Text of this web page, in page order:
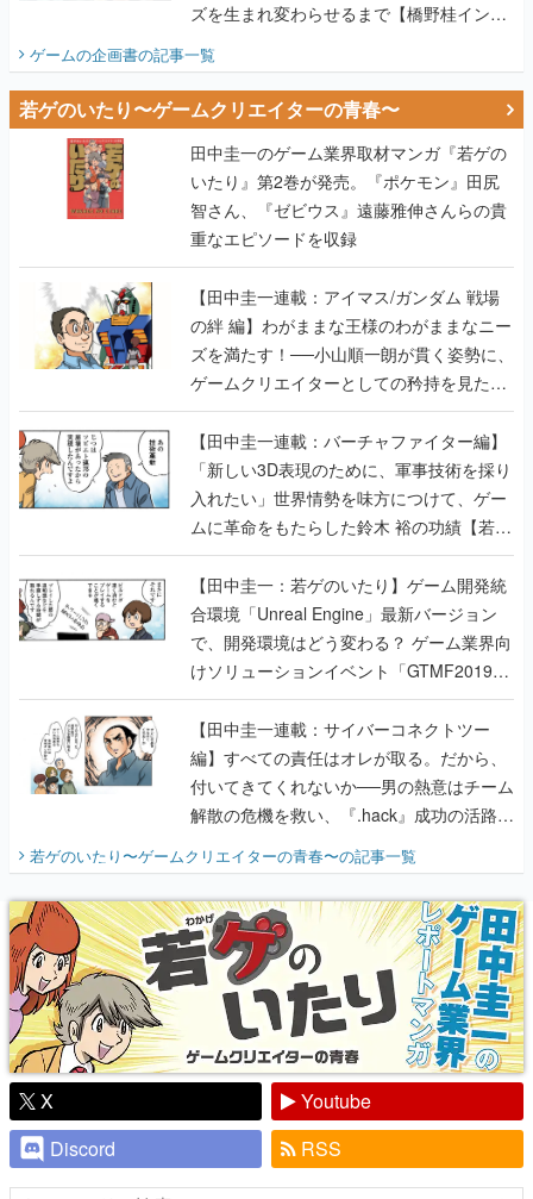
ズを生まれ変わらせるまで【橋野桂インタ
ビュー】
ゲームの企画書の記事一覧
若ゲのいたり〜ゲームクリエイターの青春〜
田中圭一のゲーム業界取材マンガ『若ゲの
いたり』第2巻が発売。『ポケモン』田尻
智さん、『ゼビウス』遠藤雅伸さんらの貴
重なエピソードを収録
【田中圭一連載：アイマス/ガンダム 戦場
の絆 編】わがままな王様のわがままなニー
ズを満たす！──小山順一朗が貫く姿勢に、
ゲームクリエイターとしての矜持を見た
【若ゲのいたり最終回】
【田中圭一連載：バーチャファイター編】
「新しい3D表現のために、軍事技術を採り
入れたい」世界情勢を味方につけて、ゲー
ムに革命をもたらした鈴木 裕の功績【若ゲ
のいたり】
【田中圭一：若ゲのいたり】ゲーム開発統
合環境「Unreal Engine」最新バージョン
で、開発環境はどう変わる？ ゲーム業界向
けソリューションイベント「GTMF2019」
に行って、より理解を深めよう【PR】
【田中圭一連載：サイバーコネクトツー
編】すべての責任はオレが取る。だから、
付いてきてくれないか──男の熱意はチーム
解散の危機を救い、『.hack』成功の活路を
開く。業界の快男児・松山 洋に流れる血は
『少年ジャンプ』色だった【若ゲのいた
り】
若ゲのいたり〜ゲームクリエイターの青春〜の記事一覧
X
Youtube
Discord
RSS